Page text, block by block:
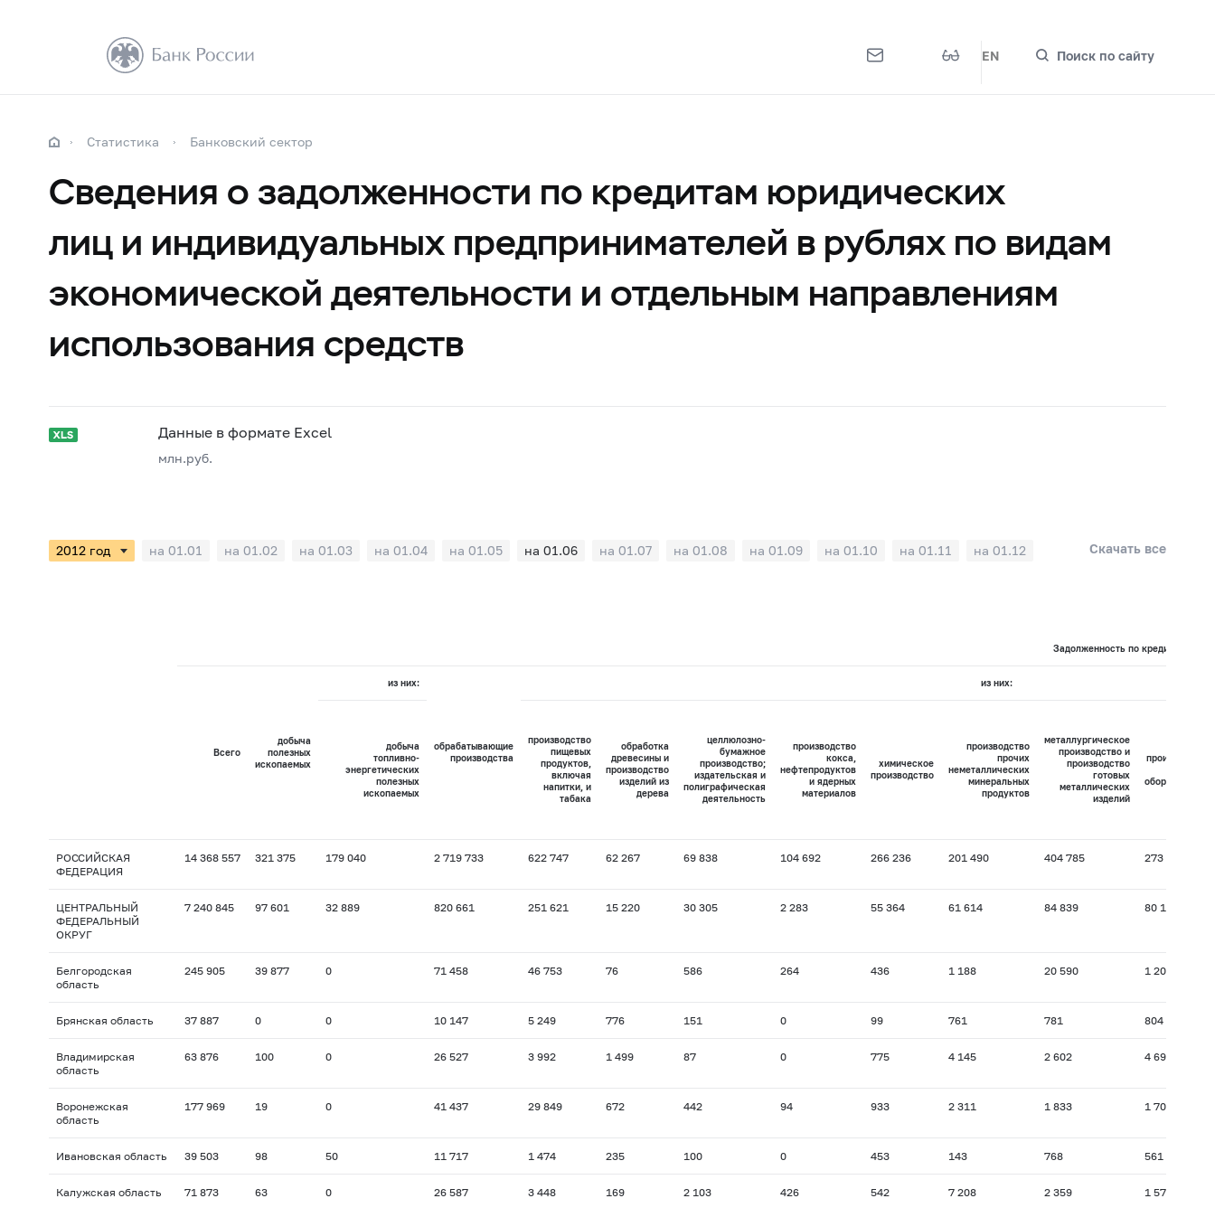
EN Поиск по сайту
Статистика Банковский сектор
Сведения о задолженности по кредитам юридических
лиц и индивидуальных предпринимателей в рублях по видам
экономической деятельности и отдельным направлениям
использования средств
Данные в формате Excel
млн.руб.
на 01.01 на 01.02 на 01.03 на 01.04 на 01.05 на 01.06 на 01.07 на 01.08 на 01.09 на 01.10 на 01.11 на 01.12 Скачать все
Задолженность по кредитам по
Всего
добыча
полезных
ископаемых
из них:
обрабатывающие
производства
из них:
добыча
топливно-
энергетических
полезных
ископаемых
производство
пищевых
продуктов,
включая
напитки, и
табака
обработка
древесины и
производство
изделий из
дерева
целлюлозно-
бумажное
производство;
издательская и
полиграфическая
деятельность
производство
кокса,
нефтепродуктов
и ядерных
материалов
химическое
производство
производство
прочих
неметаллических
минеральных
продуктов
металлургическое
производство и
производство
готовых
металлических
изделий
производство
оборудования
РОССИЙСКАЯ
ФЕДЕРАЦИЯ
14 368 557 321 375 179 040 2 719 733 622 747 62 267 69 838 104 692 266 236 201 490 404 785 273 356
ЦЕНТРАЛЬНЫЙ
ФЕДЕРАЛЬНЫЙ
ОКРУГ
7 240 845 97 601 32 889 820 661 251 621 15 220 30 305 2 283 55 364 61 614 84 839 80 134
Белгородская
область
245 905 39 877 0 71 458 46 753 76 586 264 436 1 188 20 590 1 201
Брянская область 37 887 0 0 10 147 5 249 776 151 0 99 761 781 804
Владимирская
область
63 876 100 0 26 527 3 992 1 499 87 0 775 4 145 2 602 4 698
Воронежская
область
177 969 19 0 41 437 29 849 672 442 94 933 2 311 1 833 1 709
Ивановская область 39 503 98 50 11 717 1 474 235 100 0 453 143 768 561
Калужская область 71 873 63 0 26 587 3 448 169 2 103 426 542 7 208 2 359 1 573